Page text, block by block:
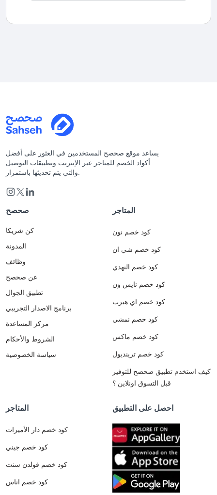
يساعد موقع صحصح المستخدمين في العثور على أفضل
أكواد الخصم للمتاجر عبر الإنترنت وتطبيقات التوصيل
والتي يتم تحديثها باستمرار.
صحصح
كن شريكا
المدونة
وظائف
عن صحصح
تطبيق الجوال
برنامج الاصدار التجريبي
مركز المساعدة
الشروط والأحكام
سياسة الخصوصية
المتاجر
كود خصم نون
كود خصم شي ان
كود خصم النهدي
كود خصم نايس ون
كود خصم اي هيرب
كود خصم نمشي
كود خصم ماكس
كود خصم ترينديول
كيف استخدم تطبيق صحصح للتوفير
قبل التسوق اونلاين ؟
المتاجر
كود خصم دار الأميرات
كود خصم جيني
كود خصم قولدن سنت
كود خصم اناس
احصل على التطبيق